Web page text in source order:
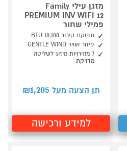
מזגן עילי Family
PREMIUM INV WIFI 12
פמילי שחור
תפוקת קירור 10,100 BTU
פיזור אוויר GENTLE WIND
7 מהירויות מיזוג לשליטה
מדויקת
תן הצעה מעל ₪ 1,205
למידע ורכישה